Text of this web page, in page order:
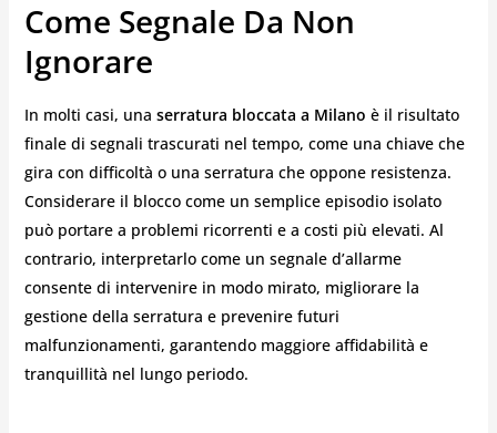
Come Segnale Da Non
Ignorare
In molti casi, una serratura bloccata a Milano è il risultato
finale di segnali trascurati nel tempo, come una chiave che
gira con difficoltà o una serratura che oppone resistenza.
Considerare il blocco come un semplice episodio isolato
può portare a problemi ricorrenti e a costi più elevati. Al
contrario, interpretarlo come un segnale d’allarme
consente di intervenire in modo mirato, migliorare la
gestione della serratura e prevenire futuri
malfunzionamenti, garantendo maggiore affidabilità e
tranquillità nel lungo periodo.